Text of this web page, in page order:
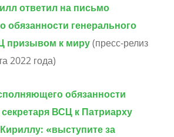
ответил на письмо
обязанности генерального
призывом к миру(пресс-релиз
2022 года)
обязанности
ВСЦ к Патриарху
«выступите за